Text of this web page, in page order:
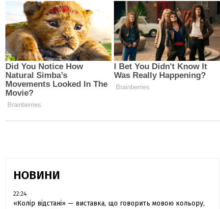
НОВИНИ
22:24
«Колір відстані» — виставка, що говорить мовою кольору,